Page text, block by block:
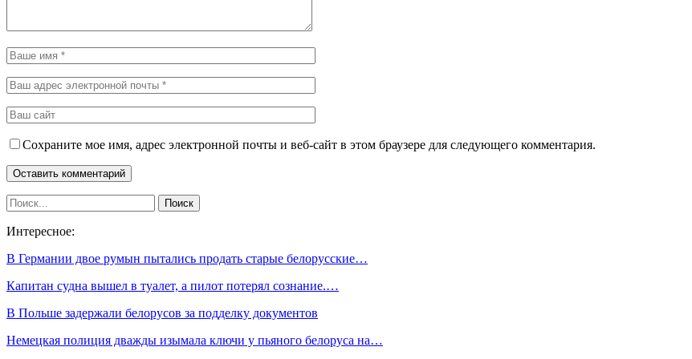
Сохраните мое имя, адрес электронной почты и веб-сайт в этом браузере для следующего комментария.
Интересное:
В Германии двое румын пытались продать старые белорусские…
Капитан судна вышел в туалет, а пилот потерял сознание.…
В Польше задержали белорусов за подделку документов
Немецкая полиция дважды изымала ключи у пьяного белоруса на…